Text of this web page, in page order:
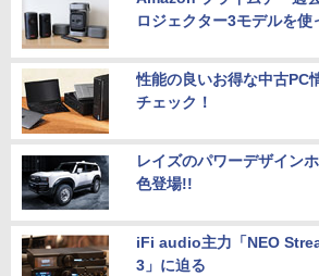
ロジェクター3モデルを使
性能の良いお得な中古PC
チェック！
レイズのパワーデザイン
色登場!!
iFi audio主力「NEO
3」に迫る